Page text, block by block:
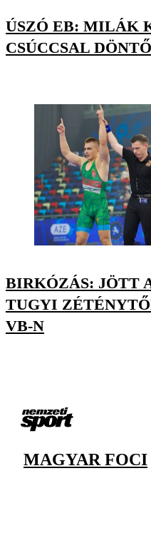
ÚSZÓ EB: MILÁK
CSÚCCSAL
BIRKÓZÁS: JÖTT
TUGYI
VB-N
MAGYAR FOCI